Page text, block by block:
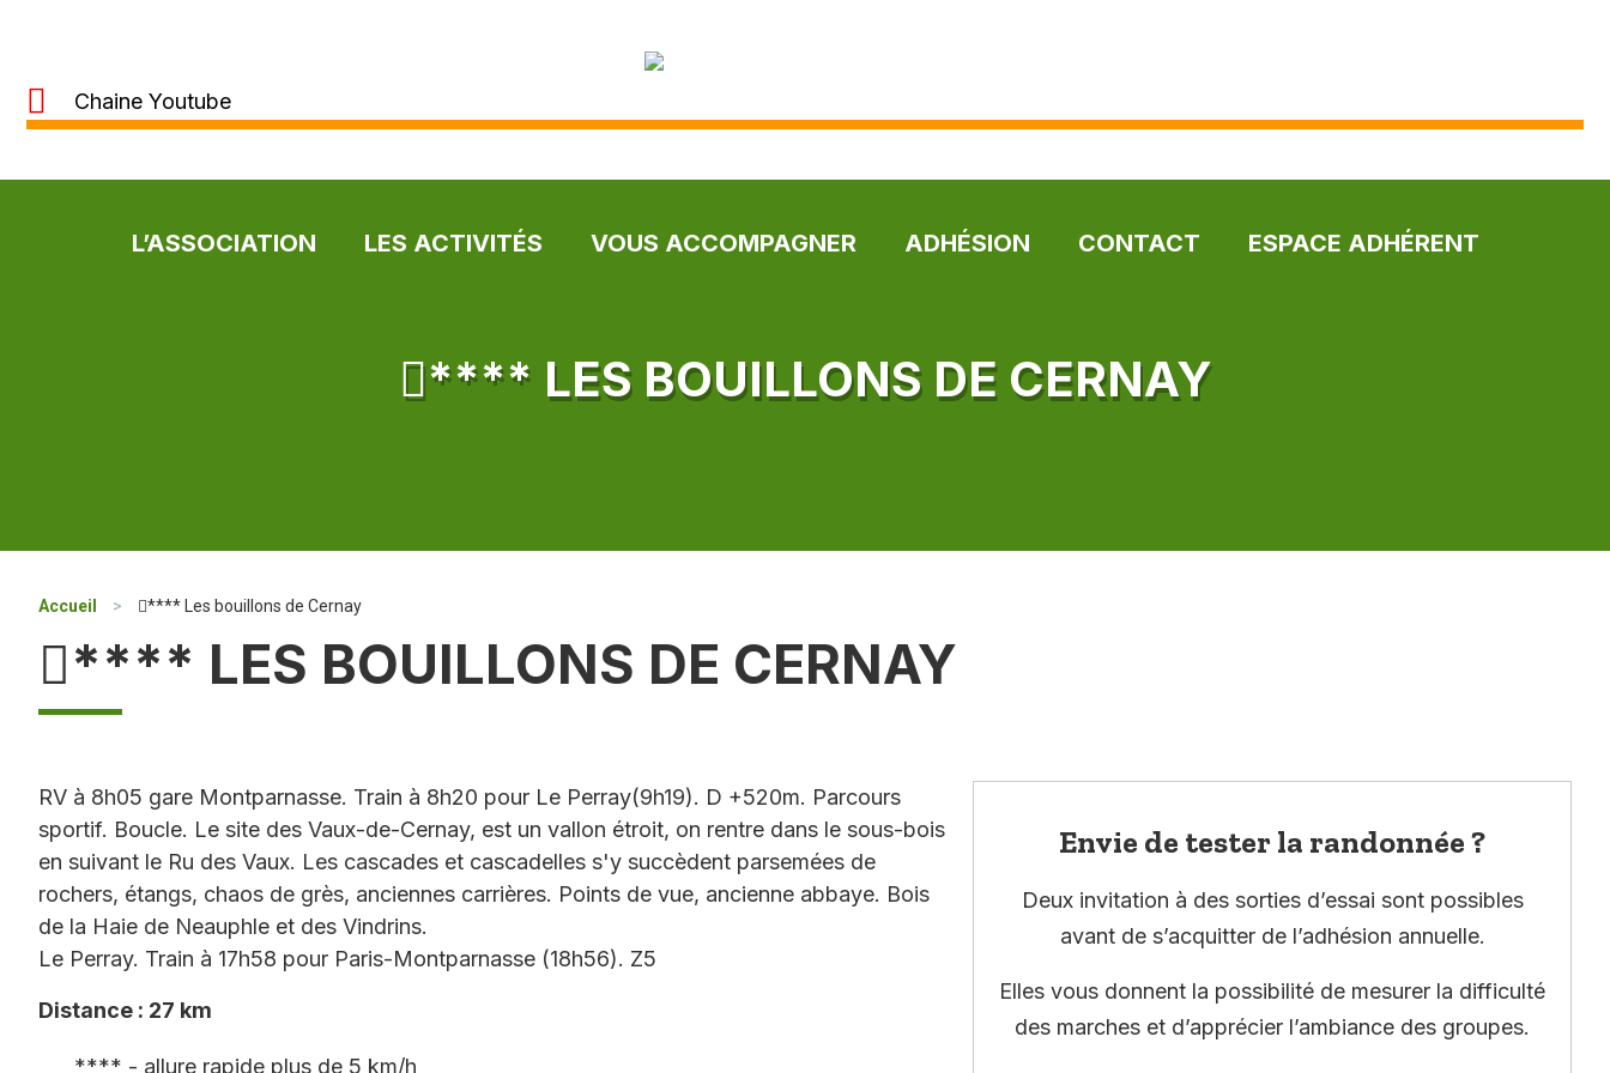
Chaine Youtube
L’ASSOCIATION LES ACTIVITÉS VOUS ACCOMPAGNER ADHÉSION CONTACT ESPACE ADHÉRENT
**** LES BOUILLONS DE CERNAY
Accueil > **** Les bouillons de Cernay
**** LES BOUILLONS DE CERNAY
RV à 8h05 gare Montparnasse. Train à 8h20 pour Le Perray(9h19). D +520m. Parcours
sportif. Boucle. Le site des Vaux-de-Cernay, est un vallon étroit, on rentre dans le sous-bois
en suivant le Ru des Vaux. Les cascades et cascadelles s'y succèdent parsemées de
rochers, étangs, chaos de grès, anciennes carrières. Points de vue, ancienne abbaye. Bois
de la Haie de Neauphle et des Vindrins.
Le Perray. Train à 17h58 pour Paris-Montparnasse (18h56). Z5
Distance : 27 km
**** - allure rapide plus de 5 km/h
Envie de tester la randonnée ?
Deux invitation à des sorties d’essai sont possibles
avant de s’acquitter de l’adhésion annuelle.
Elles vous donnent la possibilité de mesurer la difficulté
des marches et d’apprécier l’ambiance des groupes.